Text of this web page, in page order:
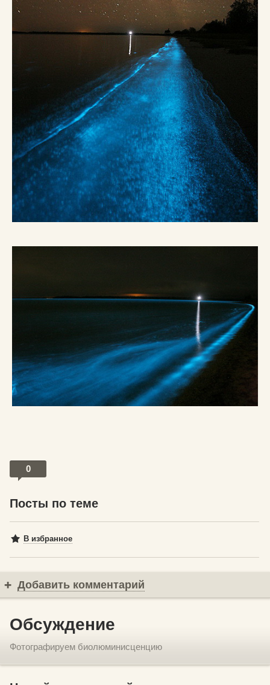
0
Посты по теме
В избранное
Добавить комментарий
Обсуждение
Фотографируем биолюминисценцию